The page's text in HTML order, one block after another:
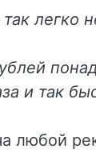
легко
и так
любой